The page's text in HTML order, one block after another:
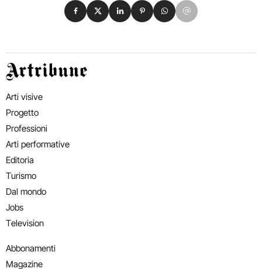
Condividi su Facebook
Condividi su X
Condividi su LinkedIn
Condividi su Pinterest
Condividi su WhatsApp
Condividi su Email
Artribune
Arti visive
Progetto
Professioni
Arti performative
Editoria
Turismo
Dal mondo
Jobs
Television
Abbonamenti
Magazine